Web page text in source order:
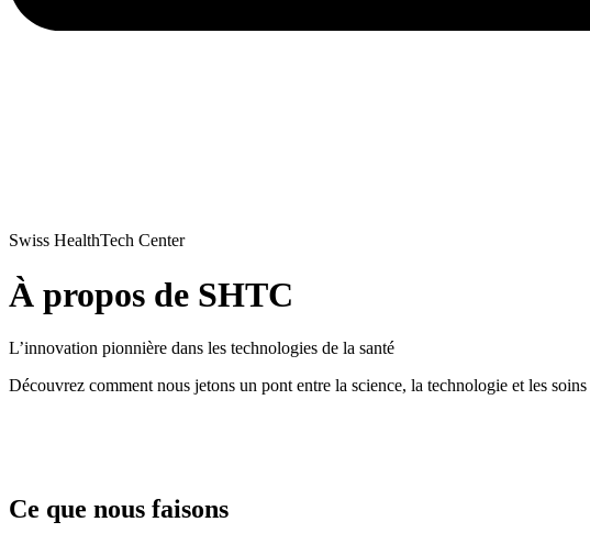
Swiss HealthTech Center
À propos de SHTC
L’innovation pionnière dans les technologies de la santé
Découvrez comment nous jetons un pont entre la science, la technologie et les soins
Ce que nous faisons